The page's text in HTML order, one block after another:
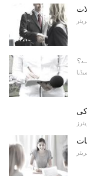
میڈیا